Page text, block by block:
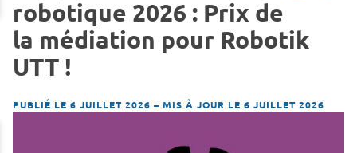
robotique 2026 : Prix de
la médiation pour Robotik
UTT !
PUBLIÉ LE 6 JUILLET 2026 – MIS À JOUR LE 6 JUILLET 2026